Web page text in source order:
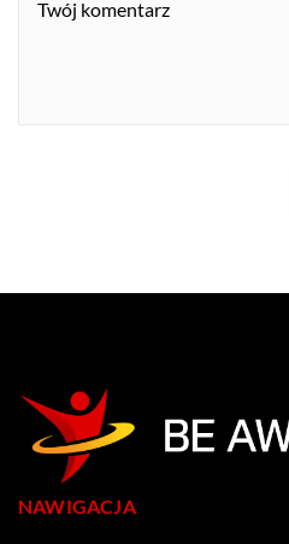
NAWIGACJA